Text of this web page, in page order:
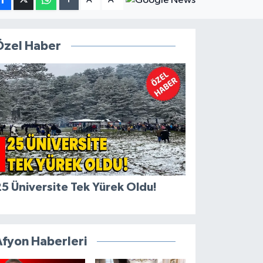
Haber
Üniversite Tek Yürek Oldu!
Haberleri